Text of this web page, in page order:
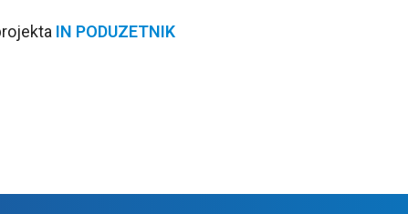
IN PODUZETNIK